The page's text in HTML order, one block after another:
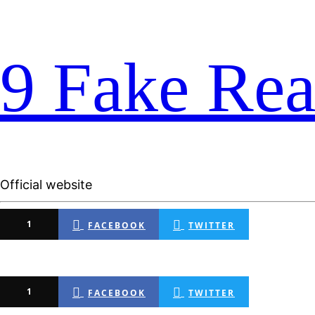
9 Fake
Official website
1 FACEBOOK TWITTER
1 FACEBOOK TWITTER